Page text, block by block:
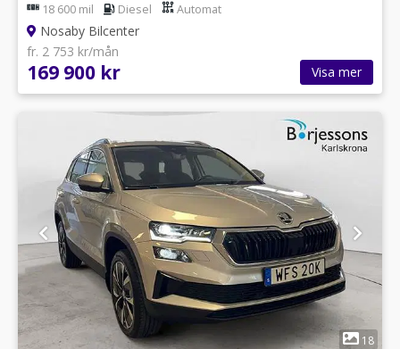
18 600 mil Diesel Automat
Nosaby Bilcenter
fr. 2 753 kr/mån
169 900 kr Visa mer
1
18